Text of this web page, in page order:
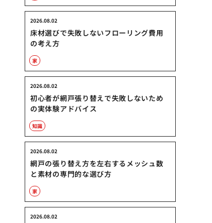
床材選びで失敗しないフローリング費用
の考え方
2026.08.02
家
初心者が網戸張り替えで失敗しないため
の実体験アドバイス
2026.08.02
知識
網戸の張り替え方を左右するメッシュ数
と素材の専門的な選び方
2026.08.02
家
2026.08.02